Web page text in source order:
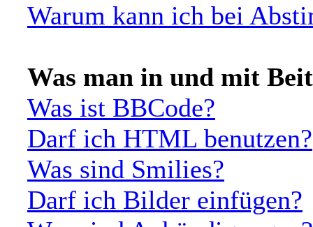
Warum kann ich bei
Was man in und mit
Was ist BBCode?
Darf ich HTML benutzen?
Was sind Smilies?
Darf ich Bilder einfügen?